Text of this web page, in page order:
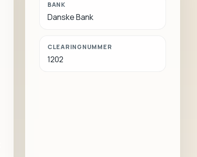
BANK
Danske Bank
CLEARINGNUMMER
1202